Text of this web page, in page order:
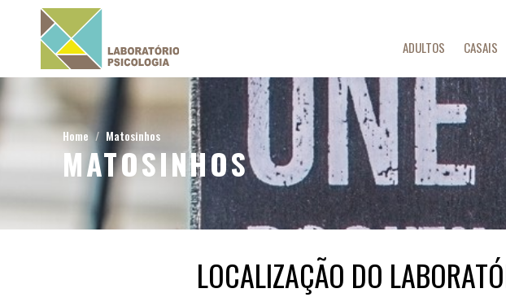
ADULTOS CASAIS
Home Matosinhos
MATOSINHOS
LOCALIZAÇÃO DO